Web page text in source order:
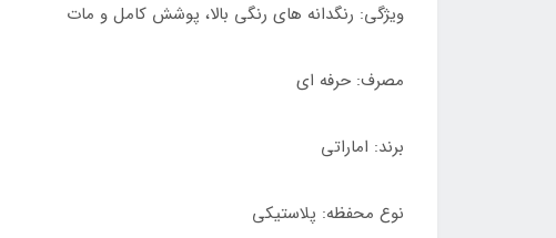
ویژگی: رنگدانه های رنگی بالا، پوشش کامل و مات
مصرف: حرفه ای
برند: اماراتی
نوع محفظه: پلاستیکی